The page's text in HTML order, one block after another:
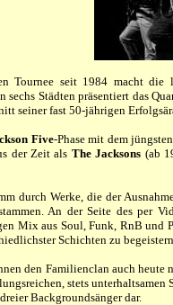
Tournee seit 1984 macht die
sechs Städten präsentiert das
seiner fast 50-jährigen
Five-Phase mit dem
der Zeit als The Jacksons (ab
durch Werke, die der
An der Seite des per
Mixaus Soul, Funk, RnB und
Schichten zu
den Familienclan auch heute
stets
Backgroundsänger dar.